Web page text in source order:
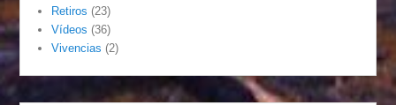
Retiros (23)
Vídeos (36)
Vivencias (2)